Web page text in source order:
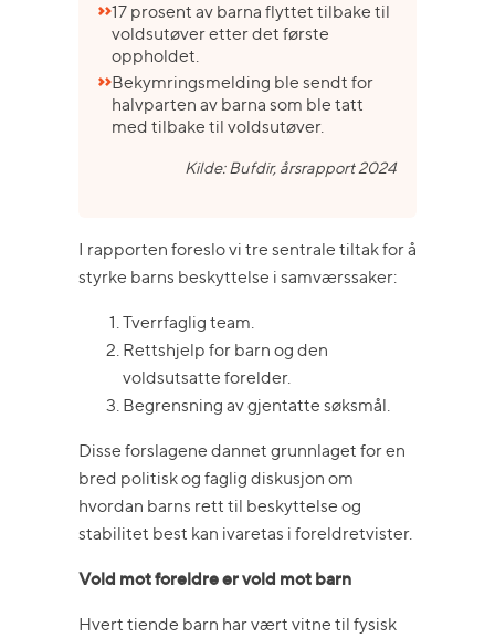
17 prosent av barna flyttet tilbake til
voldsutøver etter det første
oppholdet.
Bekymringsmelding ble sendt for
halvparten av barna som ble tatt
med tilbake til voldsutøver.
Kilde: Bufdir, årsrapport 2024
I rapporten foreslo vi tre sentrale tiltak for å
styrke barns beskyttelse i samværssaker:
Tverrfaglig team.
Rettshjelp for barn og den
voldsutsatte forelder.
Begrensning av gjentatte søksmål.
Disse forslagene dannet grunnlaget for en
bred politisk og faglig diskusjon om
hvordan barns rett til beskyttelse og
stabilitet best kan ivaretas i foreldretvister.
Vold mot foreldre er vold mot barn
Hvert tiende barn har vært vitne til fysisk